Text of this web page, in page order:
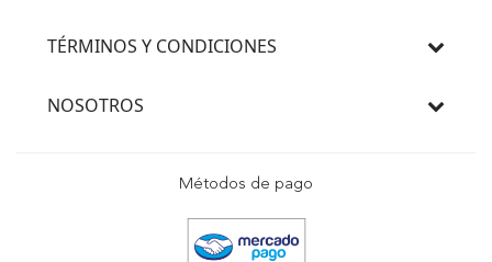
TÉRMINOS Y CONDICIONES
NOSOTROS
Métodos de pago